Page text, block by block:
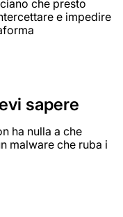
che presto
e impedire
sapere
ha nulla a che
malware che ruba i